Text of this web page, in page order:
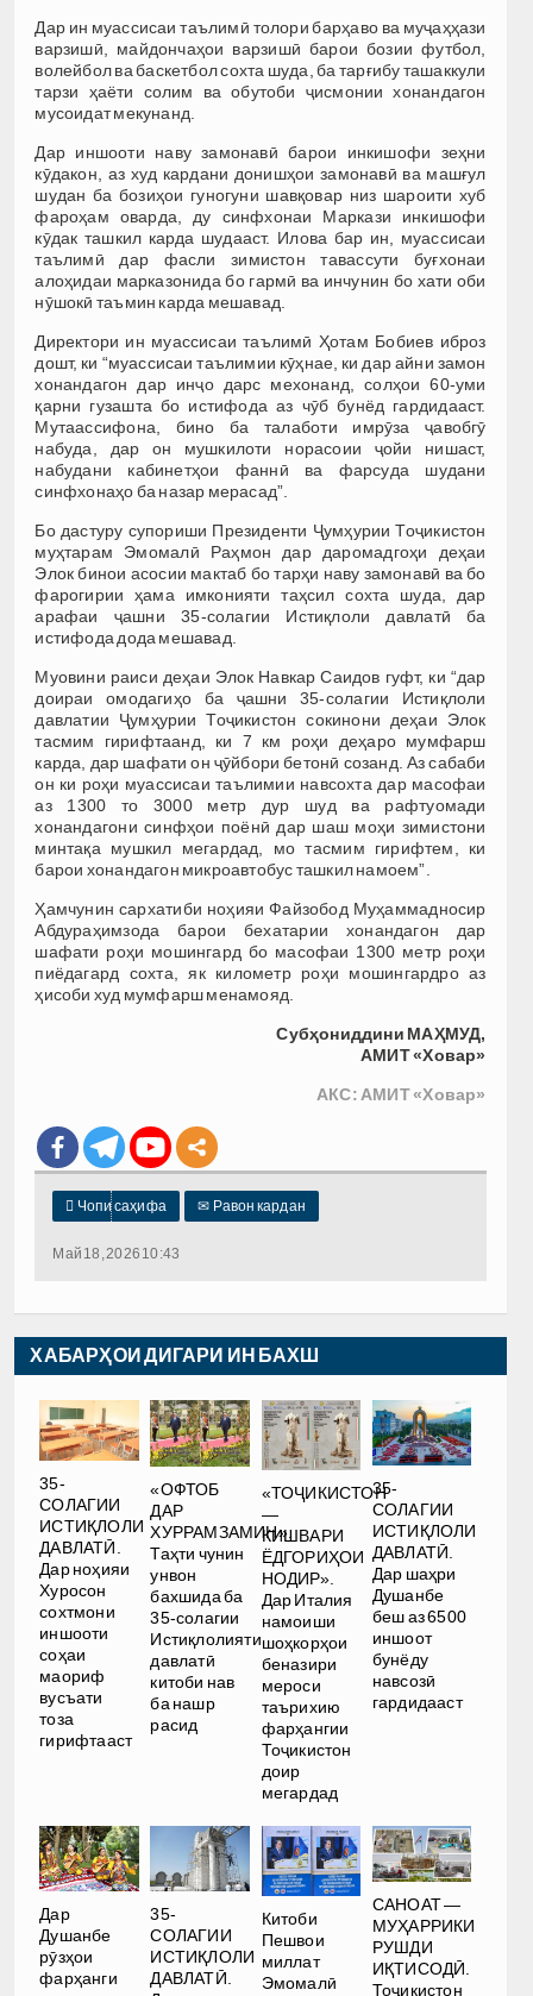
Дар ин муассисаи таълимӣ толори барҳаво ва муҷаҳҳази
варзишӣ, майдончаҳои варзишӣ барои бозии футбол,
волейбол ва баскетбол сохта шуда, ба тарғибу ташаккули
тарзи ҳаёти солим ва обутоби ҷисмонии хонандагон
мусоидат мекунанд.
Дар иншооти наву замонавӣ барои инкишофи зеҳни
кӯдакон, аз худ кардани донишҳои замонавӣ ва машғул
шудан ба бозиҳои гуногуни шавқовар низ шароити хуб
фароҳам оварда, ду синфхонаи Маркази инкишофи
кӯдак ташкил карда шудааст. Илова бар ин, муассисаи
таълимӣ дар фасли зимистон тавассути буғхонаи
алоҳидаи марказонида бо гармӣ ва инчунин бо хати оби
нӯшокӣ таъмин карда мешавад.
Директори ин муассисаи таълимӣ Ҳотам Бобиев иброз
дошт, ки “муассисаи таълимии кӯҳнае, ки дар айни замон
хонандагон дар инҷо дарс мехонанд, солҳои 60-уми
қарни гузашта бо истифода аз чӯб бунёд гардидааст.
Мутаассифона, бино ба талаботи имрӯза ҷавобгӯ
набуда, дар он мушкилоти норасоии ҷойи нишаст,
набудани кабинетҳои фаннӣ ва фарсуда шудани
синфхонаҳо ба назар мерасад”.
Бо дастуру супориши Президенти Ҷумҳурии Тоҷикистон
муҳтарам Эмомалӣ Раҳмон дар даромадгоҳи деҳаи
Элок бинои асосии мактаб бо тарҳи наву замонавӣ ва бо
фарогирии ҳама имконияти таҳсил сохта шуда, дар
арафаи ҷашни 35-солагии Истиқлоли давлатӣ ба
истифода дода мешавад.
Муовини раиси деҳаи Элок Навкар Саидов гуфт, ки “дар
доираи омодагиҳо ба ҷашни 35-солагии Истиқлоли
давлатии Ҷумҳурии Тоҷикистон сокинони деҳаи Элок
тасмим гирифтаанд, ки 7 км роҳи деҳаро мумфарш
карда, дар шафати он ҷӯйбори бетонӣ созанд. Аз сабаби
он ки роҳи муассисаи таълимии навсохта дар масофаи
аз 1300 то 3000 метр дур шуд ва рафтуомади
хонандагони синфҳои поёнӣ дар шаш моҳи зимистони
минтақа мушкил мегардад, мо тасмим гирифтем, ки
барои хонандагон микроавтобус ташкил намоем”.
Ҳамчунин сархатиби ноҳияи Файзобод Муҳаммадносир
Абдураҳимзода барои бехатарии хонандагон дар
шафати роҳи мошингард бо масофаи 1300 метр роҳи
пиёдагард сохта, як километр роҳи мошингардро аз
ҳисоби худ мумфарш менамояд.
Субҳониддини МАҲМУД,
АМИТ «Ховар»
АКС: АМИТ «Ховар»
 Чопи саҳифа ✉ Равон кардан
Май 18, 2026 10:43
ХАБАРҲОИ ДИГАРИ ИН БАХШ
35-
СОЛАГИИ
ИСТИҚЛОЛИ
ДАВЛАТӢ.
Дар ноҳияи
Хуросон
сохтмони
иншооти
соҳаи
маориф
вусъати
тоза
гирифтааст
«ОФТОБ
ДАР
ХУРРАМЗАМИН».
Таҳти чунин
унвон
бахшида ба
35-солагии
Истиқлолияти
давлатӣ
китоби нав
ба нашр
расид
«ТОҶИКИСТОН
—
КИШВАРИ
ЁДГОРИҲОИ
НОДИР».
Дар Италия
намоиши
шоҳкорҳои
беназири
мероси
таърихию
фарҳангии
Тоҷикистон
доир
мегардад
35-
СОЛАГИИ
ИСТИҚЛОЛИ
ДАВЛАТӢ.
Дар шаҳри
Душанбе
беш аз 6500
иншоот
бунёду
навсозӣ
гардидааст
Дар
Душанбе
рӯзҳои
фарҳанги
35-
СОЛАГИИ
ИСТИҚЛОЛИ
ДАВЛАТӢ.
Китоби
Пешвои
миллат
Эмомалӣ
САНОАТ —
МУҲАРРИКИ
РУШДИ
ИҚТИСОДӢ.
Тоҷикистон